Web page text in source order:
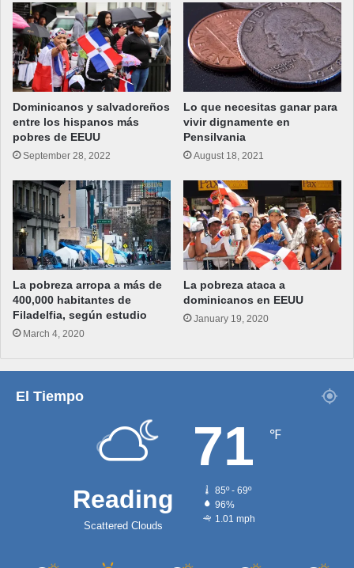
Dominicanos y salvadoreños
entre los hispanos más
pobres de EEUU
September 28, 2022
Lo que necesitas ganar para
vivir dignamente en
Pensilvania
August 18, 2021
La pobreza arropa a más de
400,000 habitantes de
Filadelfia, según estudio
March 4, 2020
La pobreza ataca a
dominicanos en EEUU
January 19, 2020
El Tiempo
Reading
Scattered Clouds
71 ℉
85º - 69º
96%
1.01 mph